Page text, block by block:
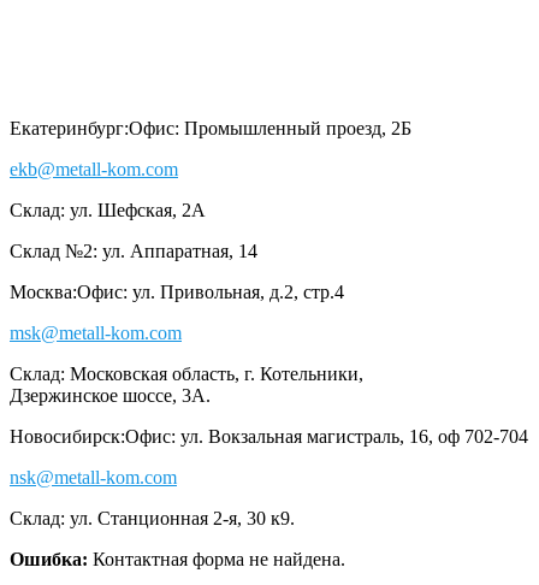
Екатеринбург:Офис: Промышленный проезд, 2Б
ekb@metall-kom.com
Склад: ул. Шефская, 2А
Склад №2: ул. Аппаратная, 14
Москва:Офис: ул. Привольная, д.2, стр.4
msk@metall-kom.com
Склад: Московская область, г. Котельники,
Дзержинское шоссе, 3А.
Новосибирск:Офис: ул. Вокзальная магистраль, 16, оф 702-704
nsk@metall-kom.com
Склад: ул. Станционная 2-я, 30 к9.
Ошибка: Контактная форма не найдена.